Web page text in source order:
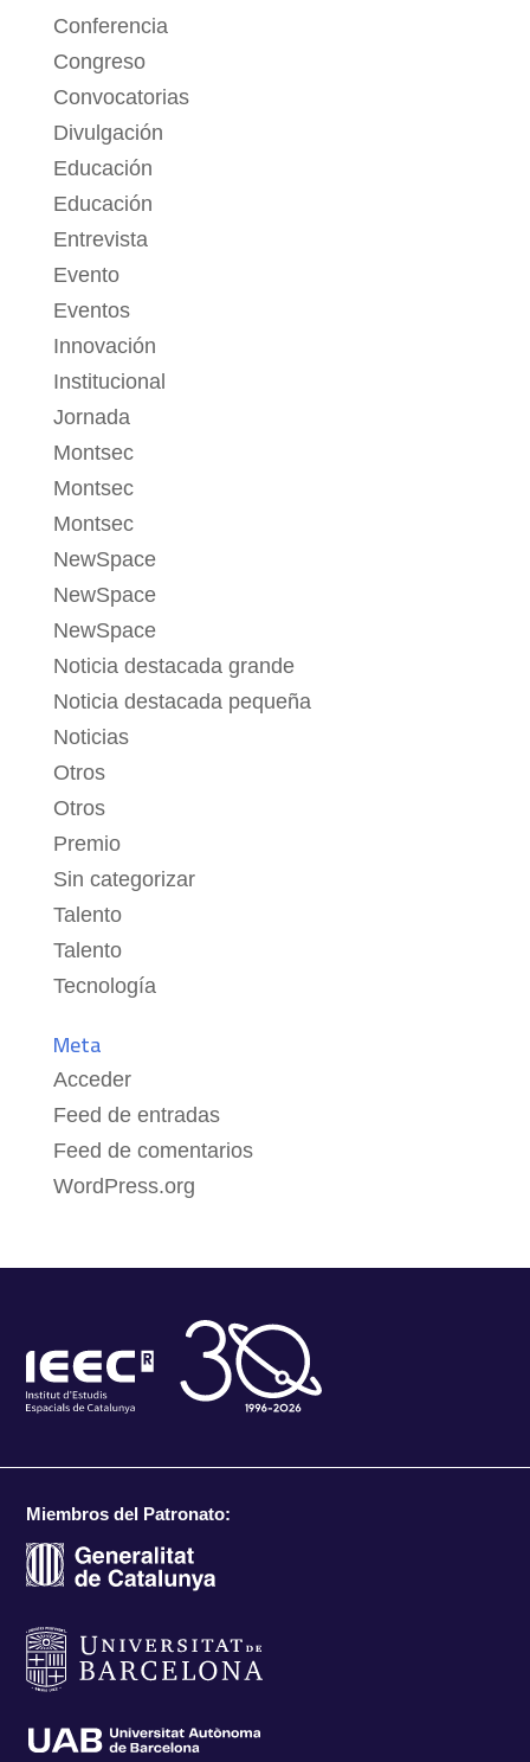
Conferencia
Congreso
Convocatorias
Divulgación
Educación
Educación
Entrevista
Evento
Eventos
Innovación
Institucional
Jornada
Montsec
Montsec
Montsec
NewSpace
NewSpace
NewSpace
Noticia destacada grande
Noticia destacada pequeña
Noticias
Otros
Otros
Premio
Sin categorizar
Talento
Talento
Tecnología
Meta
Acceder
Feed de entradas
Feed de comentarios
WordPress.org
Miembros del Patronato: